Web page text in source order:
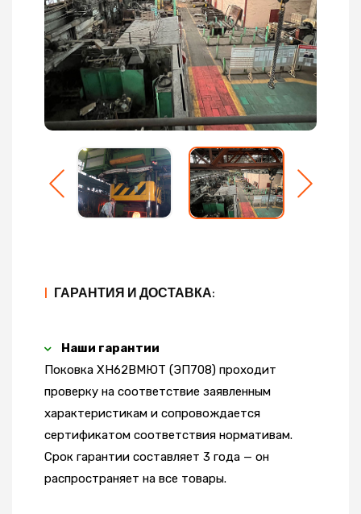
| ГАРАНТИЯ И ДОСТАВКА:
Наши гарантии
Поковка ХН62ВМЮТ (ЭП708) проходит
проверку на соответствие заявленным
характеристикам и сопровождается
сертификатом соответствия нормативам.
Срок гарантии составляет 3 года — он
распространяет на все товары.